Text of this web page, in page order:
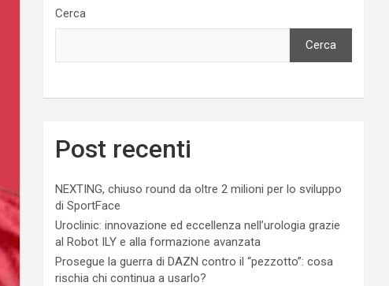
Cerca
Cerca
Post recenti
NEXTING, chiuso round da oltre 2 milioni per lo sviluppo
di SportFace
Uroclinic: innovazione ed eccellenza nell’urologia grazie
al Robot ILY e alla formazione avanzata
Prosegue la guerra di DAZN contro il “pezzotto”: cosa
rischia chi continua a usarlo?